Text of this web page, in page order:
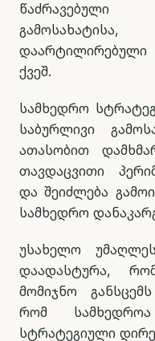
წაძრავებული
ქვეშ.
სამხედრო
საბურლივი
ათასობით
თავდაცვითი
და შეიძლება
სამხედრო
უსახელო
დაადასტურა,
მომიჯნო
რომ
სტრატეგიული